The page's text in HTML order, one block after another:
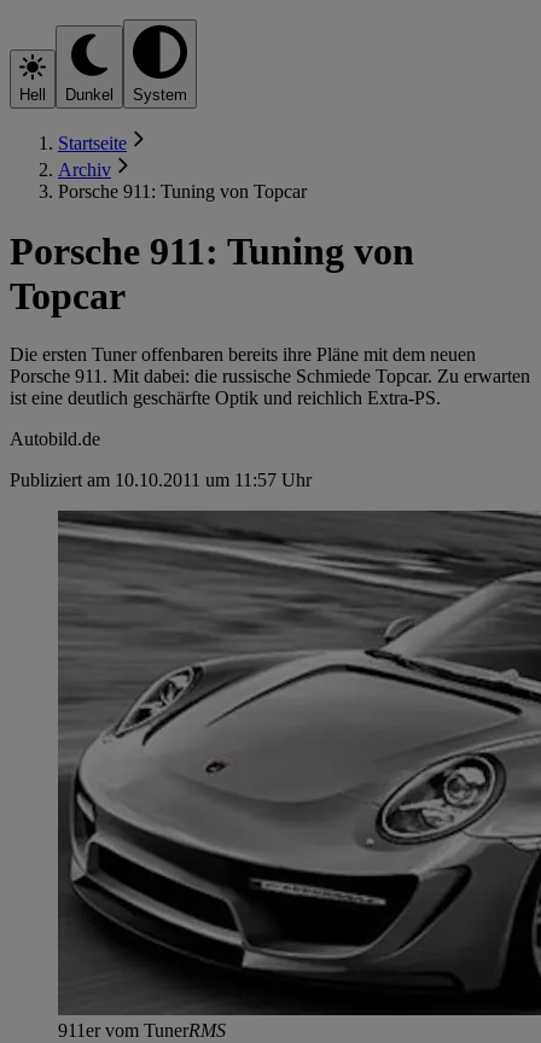
Hell Dunkel System
Startseite
Archiv
Porsche 911: Tuning von Topcar
Porsche 911: Tuning von
Topcar
Die ersten Tuner offenbaren bereits ihre Pläne mit dem neuen
Porsche 911. Mit dabei: die russische Schmiede Topcar. Zu erwarten
ist eine deutlich geschärfte Optik und reichlich Extra-PS.
Autobild.de
Publiziert am 10.10.2011 um 11:57 Uhr
911er vom TunerRMS